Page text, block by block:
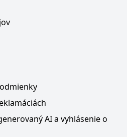
AI a vyhlásenie o